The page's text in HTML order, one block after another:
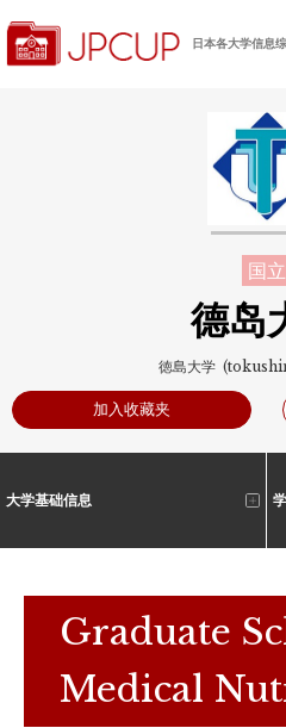
日本各大学信息
国立
德岛
徳島大学
加入收藏夹
大学基础信息
Graduate
Medical